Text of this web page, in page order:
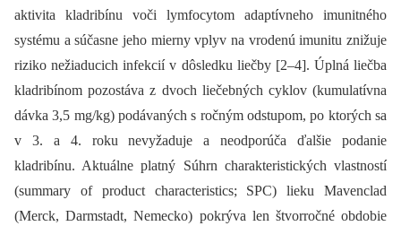
aktivita kladribínu voči lymfocytom adaptívneho imunitného
systému a súčasne jeho mierny vplyv na vrodenú imunitu znižuje
riziko nežiaducich infekcií v dôsledku liečby [2–4]. Úplná liečba
kladribínom pozostáva z dvoch liečebných cyklov (kumulatívna
dávka 3,5 mg/kg) podávaných s ročným odstupom, po ktorých sa
v 3. a 4. roku nevyžaduje a neodporúča ďalšie podanie
kladribínu. Aktuálne platný Súhrn charakteristických vlastností
(summary of product characteristics; SPC) lieku Mavenclad
(Merck, Darmstadt, Nemecko) pokrýva len štvorročné obdobie